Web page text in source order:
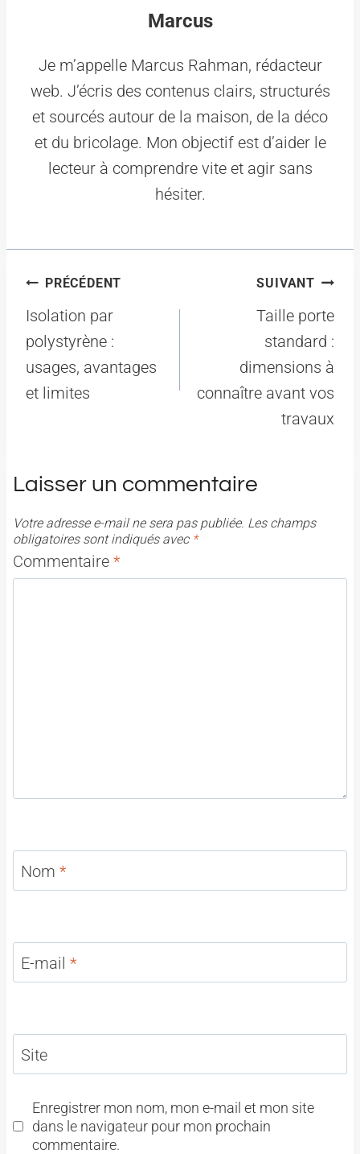
Marcus
Je m’appelle Marcus Rahman, rédacteur
web. J’écris des contenus clairs, structurés
et sourcés autour de la maison, de la déco
et du bricolage. Mon objectif est d’aider le
lecteur à comprendre vite et agir sans
hésiter.
Navigation
de
l’article
PRÉCÉDENT
Isolation par
polystyrène :
usages, avantages
et limites
SUIVANT
Taille porte
standard :
dimensions à
connaître avant vos
travaux
Laisser un commentaire
Votre adresse e-mail ne sera pas publiée. Les champs
obligatoires sont indiqués avec *
Commentaire *
Nom *
E-mail *
Site
Enregistrer mon nom, mon e-mail et mon site
dans le navigateur pour mon prochain
commentaire.